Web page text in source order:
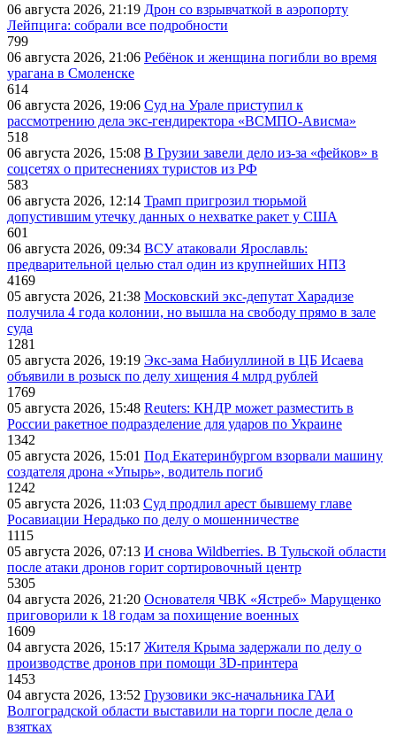
06 августа 2026, 21:19 Дрон со взрывчаткой в аэропорту
Лейпцига: собрали все подробности
799
06 августа 2026, 21:06 Ребёнок и женщина погибли во время
урагана в Смоленске
614
06 августа 2026, 19:06 Суд на Урале приступил к
рассмотрению дела экс-гендиректора «ВСМПО-Ависма»
518
06 августа 2026, 15:08 В Грузии завели дело из-за «фейков» в
соцсетях о притеснениях туристов из РФ
583
06 августа 2026, 12:14 Трамп пригрозил тюрьмой
допустившим утечку данных о нехватке ракет у США
601
06 августа 2026, 09:34 ВСУ атаковали Ярославль:
предварительной целью стал один из крупнейших НПЗ
4169
05 августа 2026, 21:38 Московский экс-депутат Харадизе
получила 4 года колонии, но вышла на свободу прямо в зале
суда
1281
05 августа 2026, 19:19 Экс-зама Набиуллиной в ЦБ Исаева
объявили в розыск по делу хищения 4 млрд рублей
1769
05 августа 2026, 15:48 Reuters: КНДР может разместить в
России ракетное подразделение для ударов по Украине
1342
05 августа 2026, 15:01 Под Екатеринбургом взорвали машину
создателя дрона «Упырь», водитель погиб
1242
05 августа 2026, 11:03 Суд продлил арест бывшему главе
Росавиации Нерадько по делу о мошенничестве
1115
05 августа 2026, 07:13 И снова Wildberries. В Тульской области
после атаки дронов горит сортировочный центр
5305
04 августа 2026, 21:20 Основателя ЧВК «Ястреб» Марущенко
приговорили к 18 годам за похищение военных
1609
04 августа 2026, 15:17 Жителя Крыма задержали по делу о
производстве дронов при помощи 3D‑принтера
1453
04 августа 2026, 13:52 Грузовики экс-начальника ГАИ
Волгоградской области выставили на торги после дела о
взятках